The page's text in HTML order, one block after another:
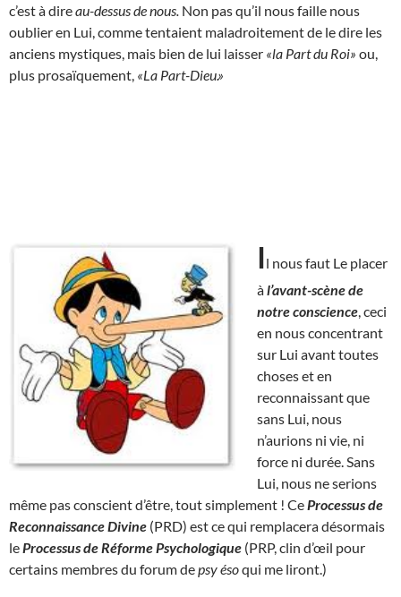
c’est à direau-dessus de nous. Non pas qu’il nous faille nous
oublier en Lui, comme tentaient maladroitement de le dire les
anciens mystiques, mais bien de lui laisser «la Part du Roi» ou,
plus prosaïquement, «La Part-Dieu.»
Il nous faut Le placer
àl’avant-scène de
notre conscience , ceci
en nous concentrant
sur Lui avant toutes
choses et en
reconnaissant que
sans Lui, nous
n’aurions ni vie, ni
force ni durée. Sans
Lui, nous ne serions
même pas conscient d’être, tout simplement ! Ce Processus de
Reconnaissance Divine (PRD) est ce qui remplacera désormais
le Processus de Réforme Psychologique (PRP, clin d’œil pour
certains membres du forum depsy ésoqui me liront.)